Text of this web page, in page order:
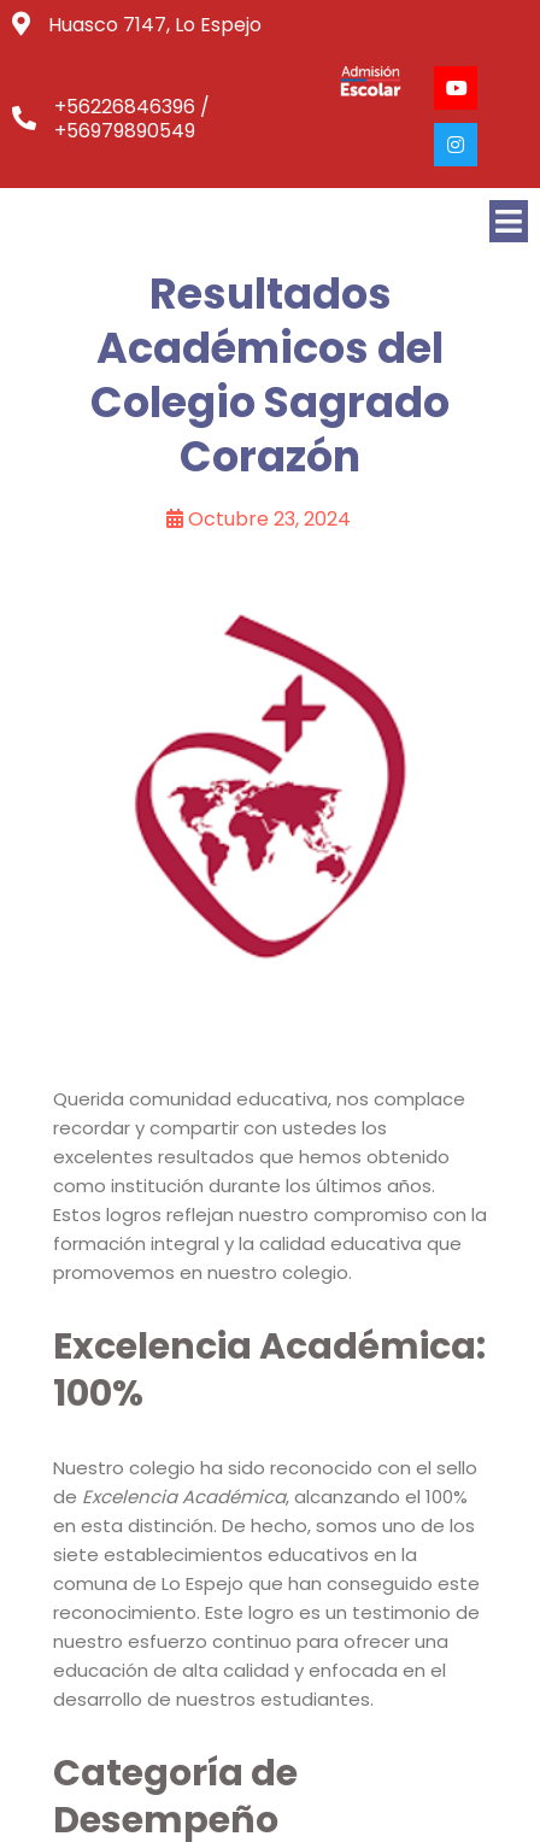
Huasco 7147, Lo Espejo
+56226846396 /
+56979890549
Resultados
Académicos del
Colegio Sagrado
Corazón
Octubre 23, 2024
Querida comunidad educativa, nos complace
recordar y compartir con ustedes los
excelentes resultados que hemos obtenido
como institución durante los últimos años.
Estos logros reflejan nuestro compromiso con la
formación integral y la calidad educativa que
promovemos en nuestro colegio.
Excelencia Académica:
100%
Nuestro colegio ha sido reconocido con el sello
de Excelencia Académica, alcanzando el 100%
en esta distinción. De hecho, somos uno de los
siete establecimientos educativos en la
comuna de Lo Espejo que han conseguido este
reconocimiento. Este logro es un testimonio de
nuestro esfuerzo continuo para ofrecer una
educación de alta calidad y enfocada en el
desarrollo de nuestros estudiantes.
Categoría de
Desempeño